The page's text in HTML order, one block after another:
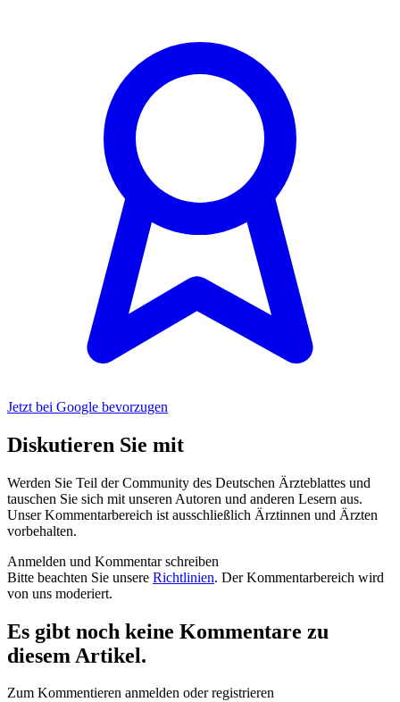
Jetzt bei Google bevorzugen
Diskutieren Sie mit
Werden Sie Teil der Community des Deutschen Ärzteblattes und
tauschen Sie sich mit unseren Autoren und anderen Lesern aus.
Unser Kommentarbereich ist ausschließlich Ärztinnen und Ärzten
vorbehalten.
Anmelden und Kommentar schreiben
Bitte beachten Sie unsere Richtlinien. Der Kommentarbereich wird
von uns moderiert.
Es gibt noch keine Kommentare zu
diesem Artikel.
Zum Kommentieren anmelden oder registrieren